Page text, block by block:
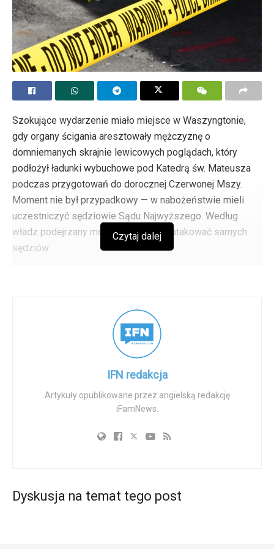
decydenci skupili się na prawdziwym wsparciu dla kobiet
— oferując rzeczywiste alternatywy i opiekę, zamiast
rozszerzać dostęp do aborcji. Potwierdził, że walka ta nie
jest tylko prawna czy polityczna, ale moralna: aby chronić
wrażliwe życia i bronić zdrowia oraz godności zarówno
matek, jak i dzieci.
Tags: Aborcja prawo do życia Pro-life
Szokujące wydarzenie miało miejsce w Waszyngtonie,
gdy organy ścigania aresztowały mężczyznę o
domniemanych skrajnie lewicowych poglądach, który
podłożył ładunki wybuchowe pod Katedrą św. Mateusza
podczas przygotowań do dorocznej Czerwonej Mszy.
Moment nie był przypadkowy — w nabożeństwie mieli
uczestniczyć sędziowie Sądu Najwyższego. Według
władz podejrzany mógł zamierzać zaatakować samych
sędziów.
przestępstwem z nienawiści. Według urzędników, Geri
żywił jadowitą nienawiść wobec katolików i Żydów, a
także wyrażał wrogość wobec amerykańskiej Służby
Imigracyjnej i Celnej (ICE).
Śledczy informują, że Geri próbował rozbić namiot na
schodach katedry przed Czerwoną Mszą i groził
aresztowania. Władze znalazły w jego posiadaniu setki
improwizowanych urządzeniach wybuchowych. Niektóre
urządzenia opisano jako „w pełni funkcjonalne”. Jego
Czytaj dalej
IFN redakcja
Artykuły opublikowane przez angielską redakcję
iFamNews.
Dyskusja na temat tego post